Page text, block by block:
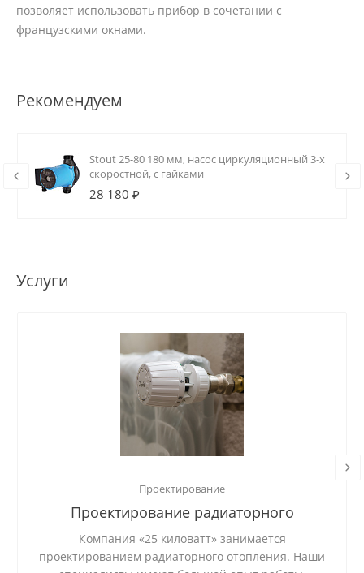
позволяет использовать прибор в сочетании с
французскими окнами.
Рекомендуем
Stout 25-80 180 мм, насос циркуляционный 3-х
скоростной, с гайками
28 180 ₽
Услуги
Проектирование
Проектирование радиаторного
отопления
Компания «25 киловатт» занимается
проектированием радиаторного отопления. Наши